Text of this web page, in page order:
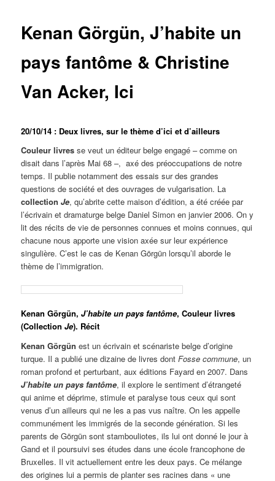
Kenan Görgün, J’habite un
pays fantôme & Christine
Van Acker, Ici
20/10/14 : Deux livres, sur le thème d’ici et d’ailleurs
Couleur livres se veut un éditeur belge engagé – comme on
disait dans l’après Mai 68 –, axé des préoccupations de notre
temps. Il publie notamment des essais sur des grandes
questions de société et des ouvrages de vulgarisation. La
collectionJe, qu’abrite cette maison d’édition, a été créée par
l’écrivain et dramaturge belge Daniel Simon en janvier 2006. On y
lit des récits de vie de personnes connues et moins connues, qui
chacune nous apporte une vision axée sur leur expérience
singulière. C’est le cas de Kenan Görgün lorsqu’il aborde le
thème de l’immigration.
Kenan Görgün,J’habite un pays fantôme, Couleur livres
(CollectionJe). Récit
Kenan Görgün est un écrivain et scénariste belge d’origine
turque. Il a publié une dizaine de livres dontFosse commune, un
roman profond et perturbant, aux éditions Fayard en 2007. Dans
J’habite un pays fantôme, il explore le sentiment d’étrangeté
qui anime et déprime, stimule et paralyse tous ceux qui sont
venus d’un ailleurs qui ne les a pas vus naître. On les appelle
communément les immigrés de la seconde génération. Si les
parents de Görgün sont stambouliotes, ils lui ont donné le jour à
Gand et il poursuivi ses études dans une école francophone de
Bruxelles. Il vit actuellement entre les deux pays. Ce mélange
des origines lui a permis de planter ses racines dans « une